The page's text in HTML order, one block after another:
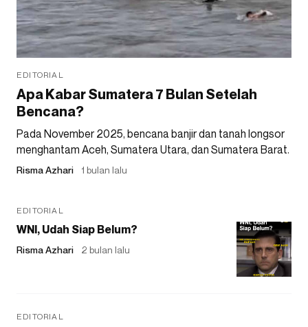
EDITORIAL
Apa Kabar Sumatera 7 Bulan Setelah
Bencana?
Pada November 2025, bencana banjir dan tanah longsor
menghantam Aceh, Sumatera Utara, dan Sumatera Barat.
Risma Azhari 1 bulan lalu
EDITORIAL
WNI, Udah Siap Belum?
Risma Azhari 2 bulan lalu
EDITORIAL